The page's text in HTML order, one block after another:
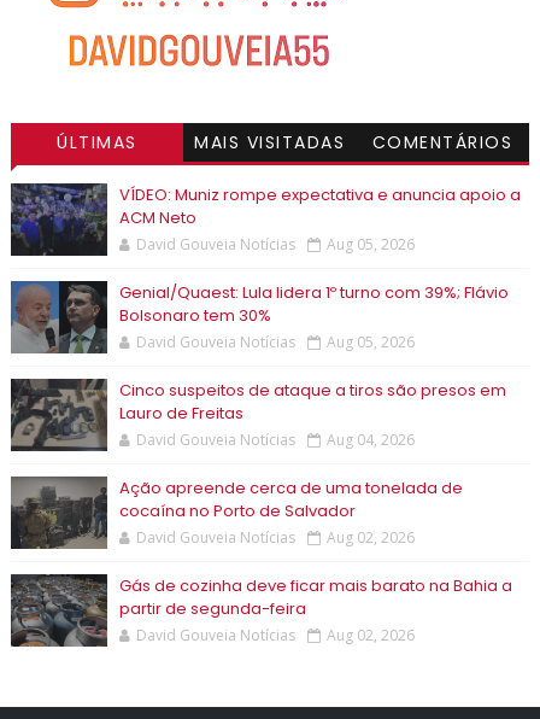
ÚLTIMAS MAIS VISITADAS COMENTÁRIOS
VÍDEO: Muniz rompe expectativa e anuncia apoio a
ACM Neto
David Gouveia Notícias Aug 05, 2026
Genial/Quaest: Lula lidera 1º turno com 39%; Flávio
Bolsonaro tem 30%
David Gouveia Notícias Aug 05, 2026
Cinco suspeitos de ataque a tiros são presos em
Lauro de Freitas
David Gouveia Notícias Aug 04, 2026
Ação apreende cerca de uma tonelada de
cocaína no Porto de Salvador
David Gouveia Notícias Aug 02, 2026
Gás de cozinha deve ficar mais barato na Bahia a
partir de segunda-feira
David Gouveia Notícias Aug 02, 2026